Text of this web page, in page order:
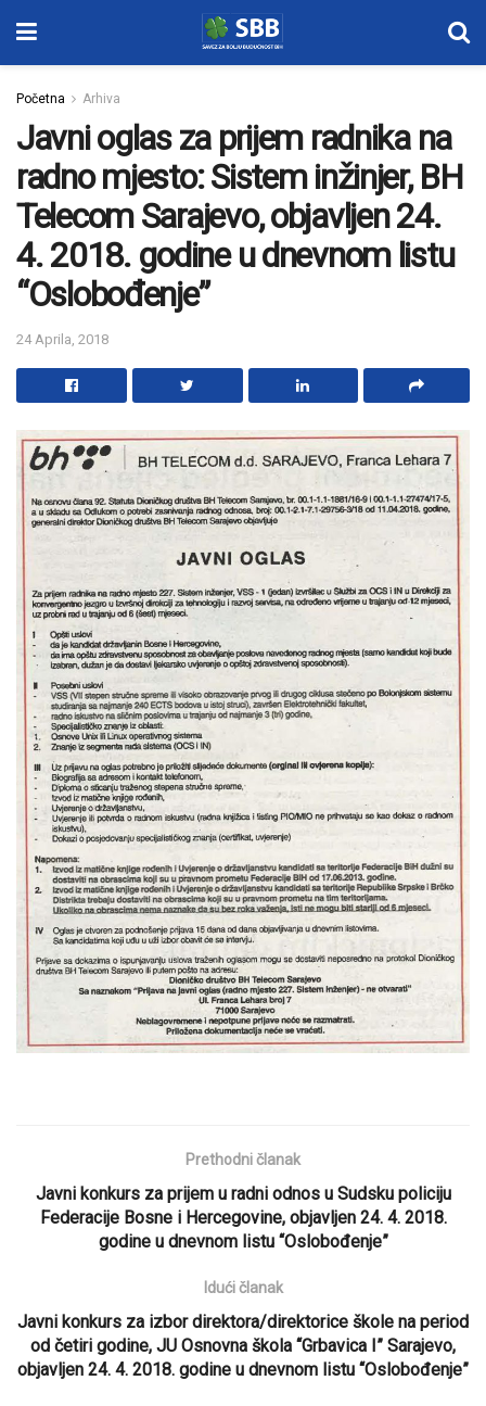
Početna Arhiva
Javni oglas za prijem radnika na
radno mjesto: Sistem inžinjer, BH
Telecom Sarajevo, objavljen 24.
4. 2018. godine u dnevnom listu
“Oslobođenje”
24 Aprila, 2018
Prethodni članak
Javni konkurs za prijem u radni odnos u Sudsku policiju
Federacije Bosne i Hercegovine, objavljen 24. 4. 2018.
godine u dnevnom listu “Oslobođenje”
Idući članak
Javni konkurs za izbor direktora/direktorice škole na period
od četiri godine, JU Osnovna škola “Grbavica I” Sarajevo,
objavljen 24. 4. 2018. godine u dnevnom listu “Oslobođenje”